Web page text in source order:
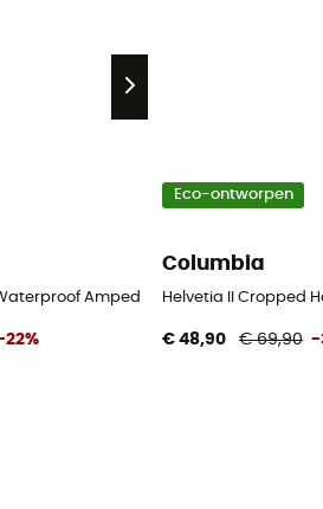
Amped - Wandelschoenen -
22%
Eco-ontworpen
Columbia
Helvetia II Cropped
€ 48,90 € 69,90 -